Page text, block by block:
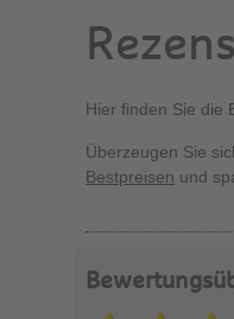
Hier finden Sie die
Überzeugen Sie
Bestpreisen und